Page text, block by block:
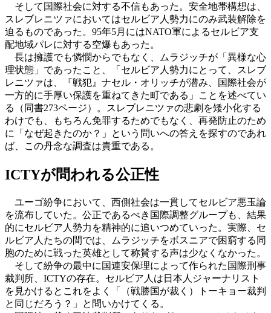
そして国際社会に対する不信もあった。安全地帯構想は、
スレブレニツァにおいてはセルビア人勢力にのみ武装解除を
迫るものであった。95年5月にはNATO軍によるセルビア支
配地域パレに対する空爆もあった。
長は擁護でも憐憫からでもなく、ムラジッチが「異様な心
理状態」であったこと、「セルビア人勢力にとって、スレブ
レニツァは、『戦犯』ナセル・オリッチが潜み、国際社会が
一方的に手厚い保護を重ねてきた町である」ことを述べてい
る（同書273ページ）。スレブレニツァの悲劇を矮小化する
わけでも、もちろん免罪するためでもなく、再発防止のため
に「なぜ起きたのか？」という問いへの答えを探すのであれ
ば、この丹念な調査は貴重である。
ICTYが問われる公正性
ユーゴ紛争において、西側社会は一貫してセルビア悪玉論
を流布していた。公正であるべき国際調整グループも、結果
的にセルビア人勢力を精神的に追いつめていった。実際、セ
ルビア人たちの間では、ムラジッチをボスニアで困窮する同
胞のために戦った英雄として称賛する声は少なくなかった。
そして紛争の最中に国連安保理によって作られた国際刑事
裁判所、ICTYの存在。セルビア人は日本人ジャーナリスト
を見かけるとこれをよく「（戦勝国が裁く）トーキョー裁判
と同じだろう？」と問いかけてくる。